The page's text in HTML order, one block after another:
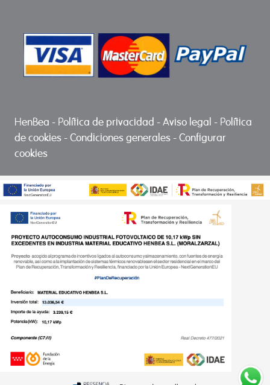
HenBea - Política de privacidad -Aviso legal - Política
de cookies -Condiciones generales -Configurar
cookies